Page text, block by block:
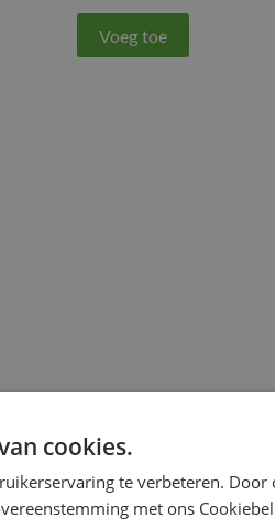
Voeg toe
cookies.
te verbeteren. Door
met ons